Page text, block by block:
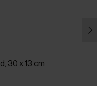
30 x 13 cm